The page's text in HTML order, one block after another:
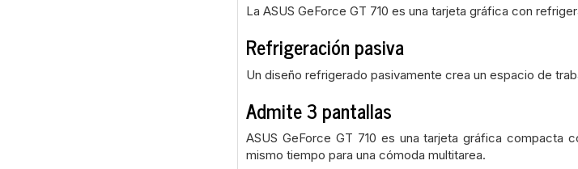
La ASUS GeForce GT 710 es una tarjeta gráfica con
Refrigeración pasiva
Un diseño refrigerado pasivamente crea un espacio de
Admite 3 pantallas
ASUS GeForce GT 710 es una tarjeta gráfica compacta
mismo tiempo para una cómoda multitarea.